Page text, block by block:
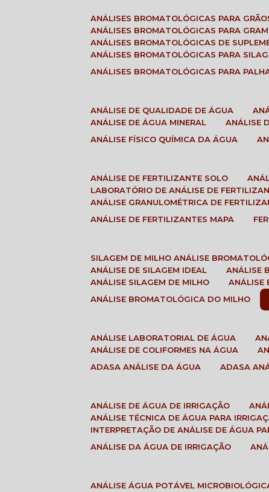
ANÁLISES BROMATOLÓGICAS PARA
ANÁLISES BROMATOLÓGICAS PARA
ANÁLISES BROMATOLÓGICAS DE
ANÁLISES BROMATOLÓGICAS PARA
ANÁLISES BROMATOLÓGICAS PARA
ANÁLISE DE QUALIDADE DE ÁGUA
ANÁLISE DE ÁGUA MINERAL
ANÁLISE FÍSICO QUÍMICA DA ÁGUA
ANÁLISE DE FERTILIZANTE SOLO
LABORATÓRIO DE ANÁLISE DE
ANÁLISE GRANULOMÉTRICA DE
ANÁLISE DE FERTILIZANTES MAPA
SILAGEM DE MILHO ANÁLISE
ANÁLISE DE SILAGEM IDEAL
ANÁLISE SILAGEM DE MILHO
ANÁLISE BROMATOLÓGICA DO MILHO
ANÁLISE LABORATORIAL DE ÁGUA
ANÁLISE DE COLIFORMES NA ÁGUA
ADASA ANÁLISE DA ÁGUA
ADASA
ANÁLISE DE ÁGUA DE IRRIGAÇÃO
ANÁLISE TÉCNICA DE ÁGUA PARA
INTERPRETAÇÃO DE ANÁLISE DE ÁGUA
ANÁLISE DA ÁGUA DE IRRIGAÇÃO
ANÁLISE ÁGUA POTÁVEL